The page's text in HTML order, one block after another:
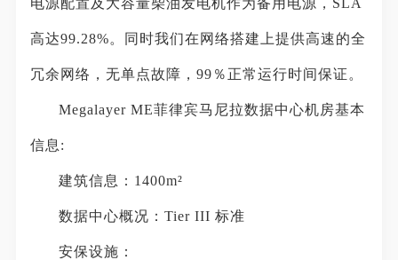
高达99.28%。同时我们在网络搭建上提供高速的全
冗余网络，无单点故障，99％正常运行时间保证。
Megalayer ME菲律宾马尼拉数据中心机房基本
信息:
建筑信息：1400m²
数据中心概况：Tier III 标准
安保设施：